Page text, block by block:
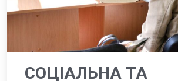
СОЦІАЛЬНА ТА